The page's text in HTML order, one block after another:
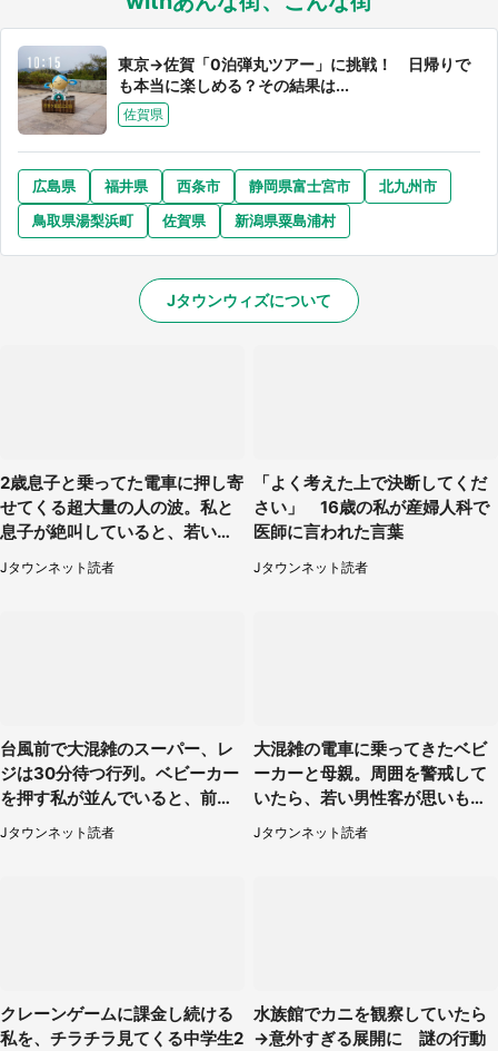
東京→佐賀「0泊弾丸ツアー」に挑戦！ 日帰りで
も本当に楽しめる？その結果は...
佐賀県
広島県 福井県 西条市 静岡県富士宮市
北九州市
鳥取県湯梨浜町
佐賀県 新潟県粟島浦村
Jタウンウィズについて
2歳息子と乗ってた電車に押し寄
せてくる超大量の人の波。私と
息子が絶叫していると、若いカ
ップルの乗客が...（東京都・60
代女性）
Jタウンネット読者
「よく考えた上で決断してくだ
さい」 16歳の私が産婦人科で
医師に言われた言葉
Jタウンネット読者
台風前で大混雑のスーパー、レ
ジは30分待つ行列。ベビーカー
を押す私が並んでいると、前の
Jタウンネット読者
大混雑の電車に乗ってきたベビ
ーカーと母親。周囲を警戒して
いたら、若い男性客が思いもよ
らぬ行動に（東京都・50代女
性）
Jタウンネット読者
クレーンゲームに課金し続ける
私を、チラチラ見てくる中学生2
水族館でカニを観察していたら
→意外すぎる展開に 謎の行動